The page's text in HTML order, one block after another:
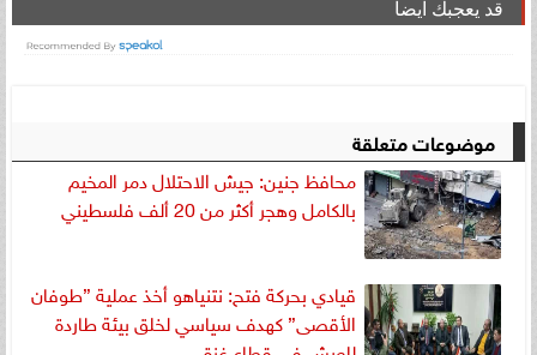
قد يعجبك ايضا
موضوعات متعلقة
محافظ جنين: جيش الاحتلال دمر المخيم
بالكامل وهجر أكثر من 20 ألف فلسطيني
قيادي بحركة فتح: نتنياهو أخذ عملية ”طوفان
الأقصى” كهدف سياسي لخلق بيئة طاردة